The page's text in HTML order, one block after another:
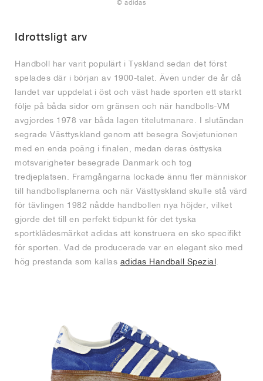
KILLSHOT 2
TOTAL 90
AVA ROVER
AIR RIFT
MOTO 2K
PHENOMENA
1000
ITALIA
FORUM
HAMBURG
LEGACY 312
JUMPMAN JACK
ALLERDALE
2000
204L
G.T. FUTURE
PS8
VERTEBRAE
AIR MAX 95
ALOHA SUPER
600
808
933
© adidas
Idrottsligt arv
Handboll har varit populärt i Tyskland sedan det först
spelades där i början av 1900-talet. Även under de år då
landet var uppdelat i öst och väst hade sporten ett starkt
följe på båda sidor om gränsen och när handbolls-VM
avgjordes 1978 var båda lagen titelutmanare. I slutändan
segrade Västtyskland genom att besegra Sovjetunionen
med en enda poäng i finalen, medan deras östtyska
motsvarigheter besegrade Danmark och tog
tredjeplatsen. Framgångarna lockade ännu fler människor
till handbollsplanerna och när Västtyskland skulle stå värd
för tävlingen 1982 nådde handbollen nya höjder, vilket
gjorde det till en perfekt tidpunkt för det tyska
sportklädesmärket adidas att konstruera en sko specifikt
för sporten. Vad de producerade var en elegant sko med
hög prestanda som kallas adidas Handball Spezial